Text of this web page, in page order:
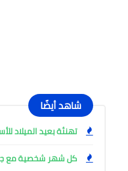
شاهد أيضًا
تهنئة بعيد الميلاد
كل شهر شخصية مع